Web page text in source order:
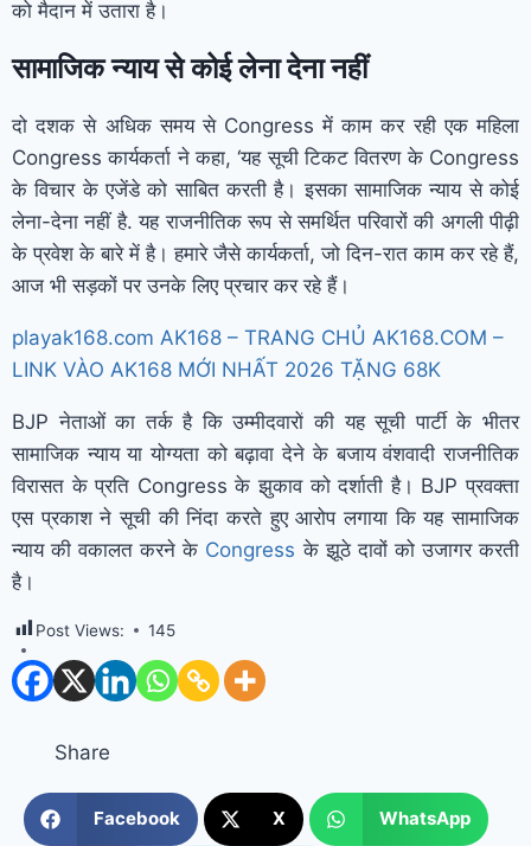
को मैदान में उतारा है।
सामाजिक न्याय से कोई लेना देना नहीं
दो दशक से अधिक समय से Congress में काम कर रही एक महिला
Congress कार्यकर्ता ने कहा, ‘यह सूची टिकट वितरण के Congress
के विचार के एजेंडे को साबित करती है। इसका सामाजिक न्याय से कोई
लेना-देना नहीं है. यह राजनीतिक रूप से समर्थित परिवारों की अगली पीढ़ी
के प्रवेश के बारे में है। हमारे जैसे कार्यकर्ता, जो दिन-रात काम कर रहे हैं,
आज भी सड़कों पर उनके लिए प्रचार कर रहे हैं।
playak168.com AK168 – TRANG CHỦ AK168.COM –
LINK VÀO AK168 MỚI NHẤT 2026 TẶNG 68K
BJP नेताओं का तर्क है कि उम्मीदवारों की यह सूची पार्टी के भीतर
सामाजिक न्याय या योग्यता को बढ़ावा देने के बजाय वंशवादी राजनीतिक
विरासत के प्रति Congress के झुकाव को दर्शाती है। BJP प्रवक्ता
एस प्रकाश ने सूची की निंदा करते हुए आरोप लगाया कि यह सामाजिक
न्याय की वकालत करने के Congress के झूठे दावों को उजागर करती
है।
Post Views: 145
Share
Facebook X WhatsApp